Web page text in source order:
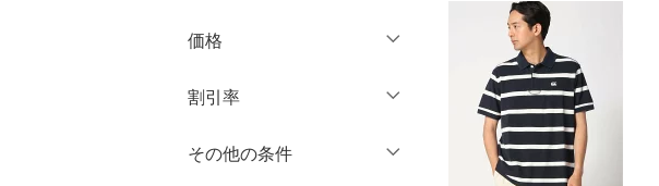
インナー・ルームウェア
靴下・レッグウェア
90 ～ 94
クリア
価格
絞り込み
割引率
％OFF～ ％OFF
その他の条件